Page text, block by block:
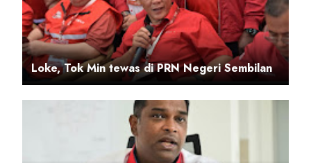
Loke, Tok Min tewas di PRN Negeri Sembilan